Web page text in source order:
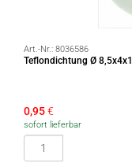
Art.-Nr.: 8036586
Teflondichtung Ø
0,95€
sofort lieferbar